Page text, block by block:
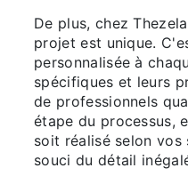
De plus, chez
projet est unique.
personnalisée à
spécifiques et leurs
de professionnels
étape du processus,
soit réalisé selon
souci du détail